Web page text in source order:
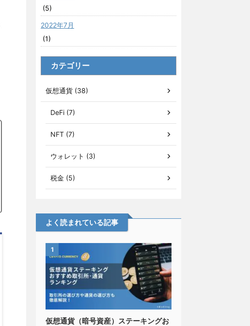
(5)
2022年7月
(1)
カテゴリー
仮想通貨 (38)
DeFi (7)
NFT (7)
ウォレット (3)
税金 (5)
よく読まれている記事
1
仮想通貨（暗号資産）ステーキングお